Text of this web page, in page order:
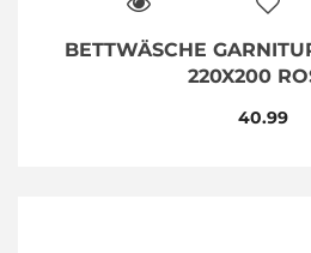
BETTWÄSCHE
220X200
40.99